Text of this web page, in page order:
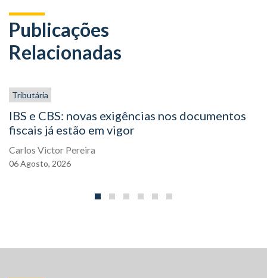
Publicações
Relacionadas
Tributária
IBS e CBS: novas exigências nos documentos
fiscais já estão em vigor
Carlos Victor Pereira
06Agosto, 2026